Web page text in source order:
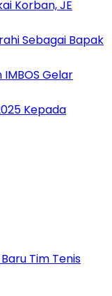
Korban, JE
Sebagai Bapak
Gelar
Kepada
Tim Tenis